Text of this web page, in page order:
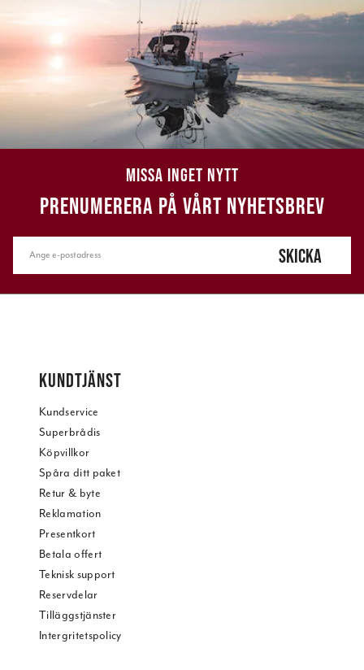
MISSA INGET NYTT
PRENUMERERA PÅ VÅRT NYHETSBREV
SKICKA
KUNDTJÄNST
Kundservice
Superbrådis
Köpvillkor
Spåra ditt paket
Retur & byte
Reklamation
Presentkort
Betala offert
Teknisk support
Reservdelar
Tilläggstjänster
Intergritetspolicy